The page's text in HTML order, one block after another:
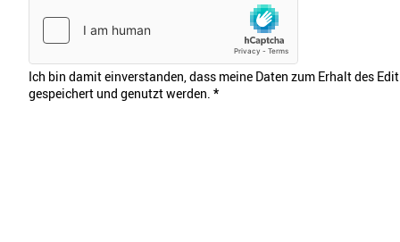
Ich bin damit einverstanden, dass meine Daten zum Erhalt des
gespeichert und genutzt werden. *